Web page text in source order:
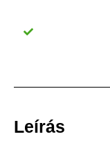
Leírás